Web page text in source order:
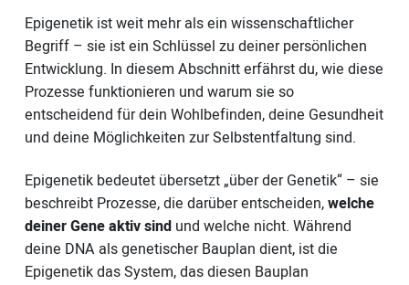
Epigenetik ist weit mehr als ein wissenschaftlicher
Begriff – sie ist ein Schlüssel zu deiner persönlichen
Entwicklung. In diesem Abschnitt erfährst du, wie diese
Prozesse funktionieren und warum sie so
entscheidend für dein Wohlbefinden, deine Gesundheit
und deine Möglichkeiten zur Selbstentfaltung sind.
Epigenetik bedeutet übersetzt „über der Genetik“ – sie
beschreibt Prozesse, die darüber entscheiden,welche
deiner Gene aktiv sindund welche nicht. Während
deine DNA als genetischer Bauplan dient, ist die
Epigenetik das System, das diesen Bauplan